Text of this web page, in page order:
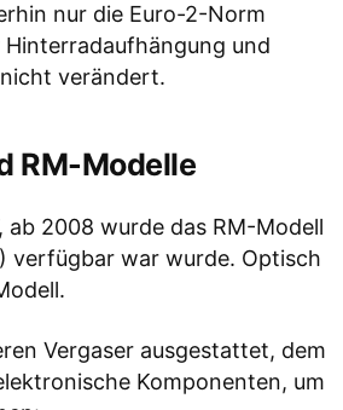
nur die Euro-2-Norm
und
verändert.
RM-Modelle
ab 2008 wurde das RM-Modell
verfügbar war wurde. Optisch
Vergaser ausgestattet, dem
Komponenten, um